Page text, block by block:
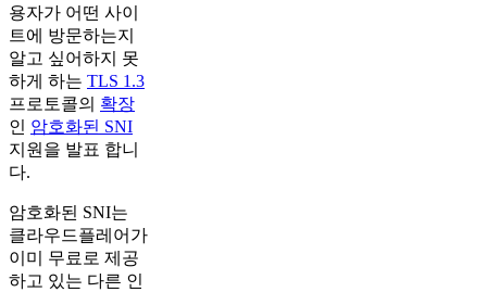
용자가 어떤 사이
트에 방문하는지
알고 싶어하지 못
하게 하는 TLS 1.3
프로토콜의 확장
인 암호화된 SNI
지원을 발표 합니
다.
암호화된 SNI는
클라우드플레어가
이미 무료로 제공
하고 있는 다른 인